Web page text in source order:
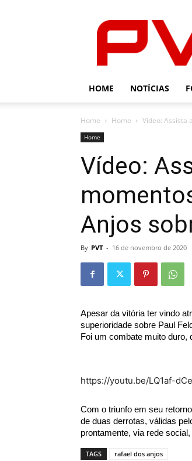
HOME NOTÍCIAS
Home Home Vídeo: Assista
Home
Vídeo:
Anjos
By PVT - 16 de novembro de 2020
Apesar da vitória ter vindo
superioridade sobre Paul
Foi um combate muito duro,
https://youtu.be/LQ1af-
Com o triunfo em seu
de duas derrotas, válidas
prontamente, via rede
TAGS rafael dos anjos